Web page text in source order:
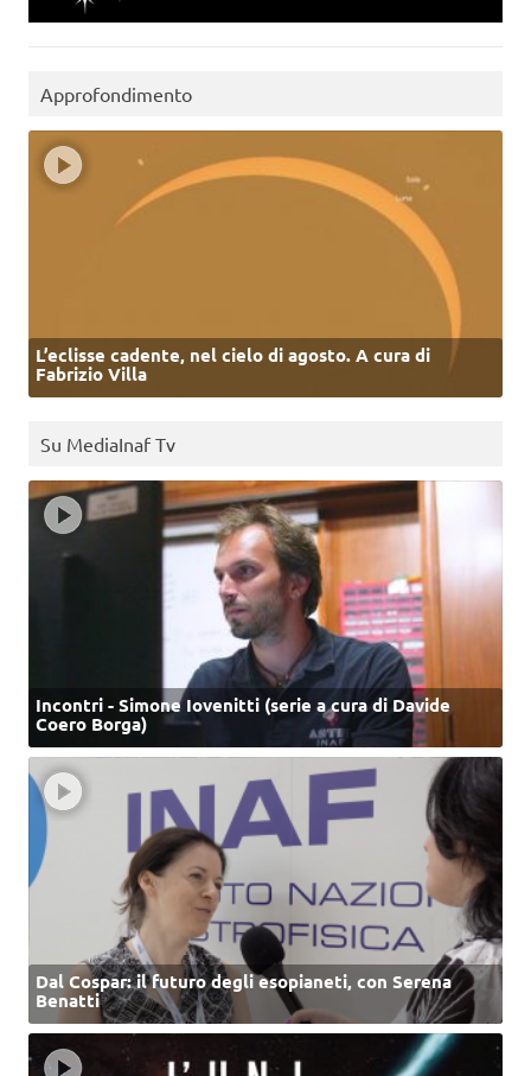
Approfondimento
L’eclisse cadente, nel cielo di agosto. A cura di
Fabrizio Villa
Su MediaInaf Tv
Incontri - Simone Iovenitti (serie a cura di Davide
Coero Borga)
Dal Cospar: il futuro degli esopianeti, con Serena
Benatti